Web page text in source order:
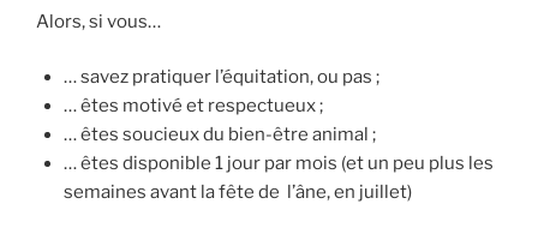
Alors, si vous…
… savez pratiquer l’équitation, ou pas ;
… êtes motivé et respectueux ;
… êtes soucieux du bien-être animal ;
… êtes disponible 1 jour par mois (et un peu plus les
semaines avant la fête de l’âne, en juillet)